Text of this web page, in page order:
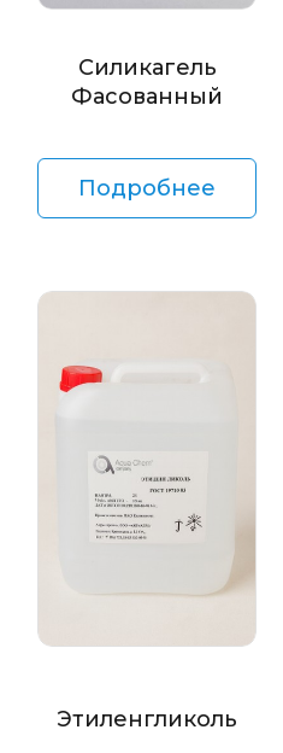
Силикагель
Фасованный
Подробнее
Этиленгликоль